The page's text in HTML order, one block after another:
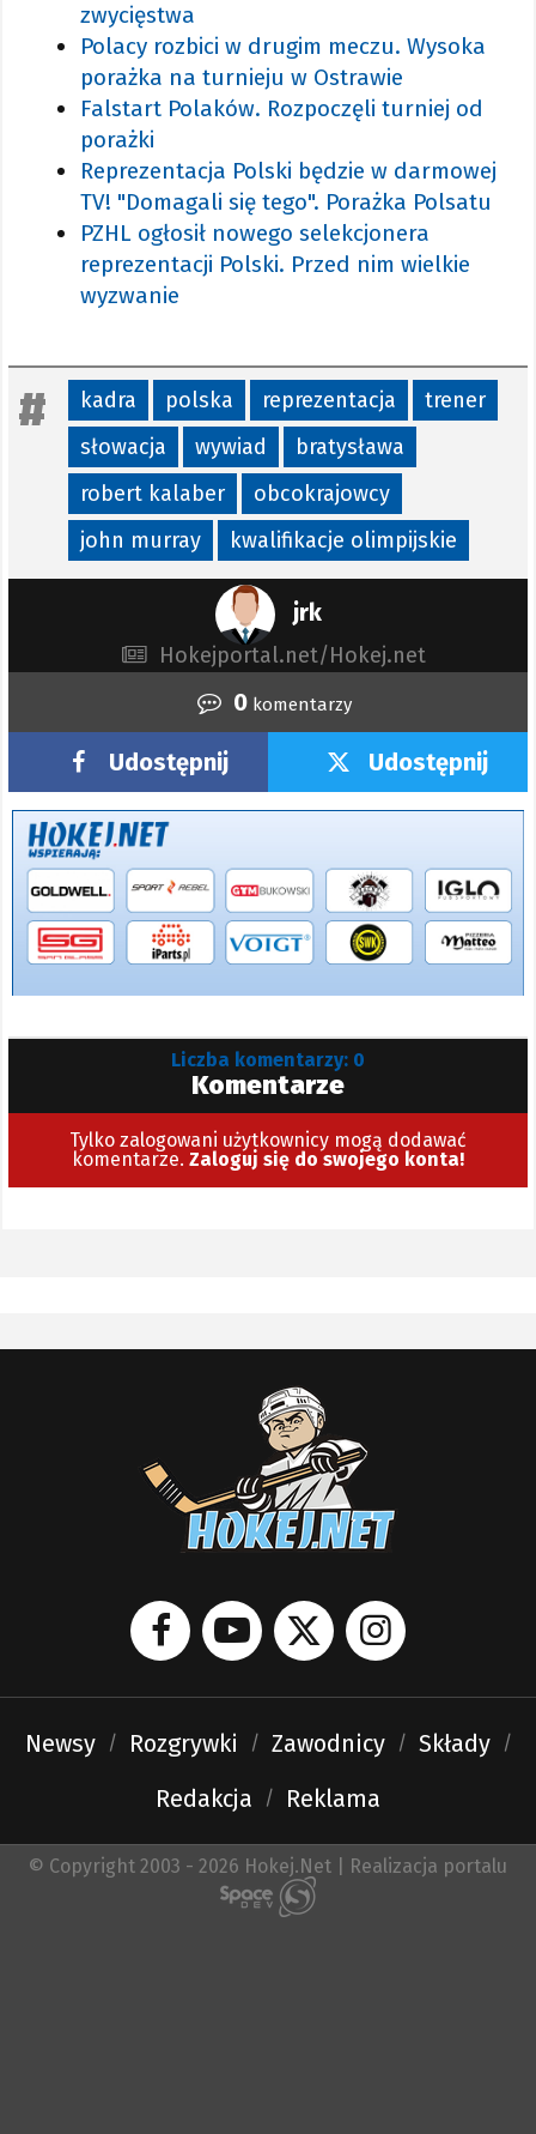
zwycięstwa
Polacy rozbici w drugim meczu. Wysoka
porażka na turnieju w Ostrawie
Falstart Polaków. Rozpoczęli turniej od
porażki
Reprezentacja Polski będzie w darmowej
TV! "Domagali się tego". Porażka Polsatu
PZHL ogłosił nowego selekcjonera
reprezentacji Polski. Przed nim wielkie
wyzwanie
kadra polska reprezentacja
trener
słowacja
wywiad
bratysława
robert kalaber
obcokrajowcy
john murray
kwalifikacje olimpijskie
jrk
Hokejportal.net/Hokej.net
0komentarzy
Udostępnij Udostępnij
Liczba komentarzy: 0
Komentarze
Tylko zalogowani użytkownicy mogą dodawać
komentarze. Zaloguj się do swojego konta!
Newsy Rozgrywki Zawodnicy
Składy
Redakcja
Reklama
© Copyright 2003 - 2026 Hokej.Net | Realizacja portalu